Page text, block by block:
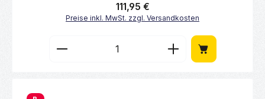
Regulärer Preis:
111,95 €
Preise inkl. MwSt. zzgl. Versandkosten
Produkt Anzahl: Gib den gewünschten